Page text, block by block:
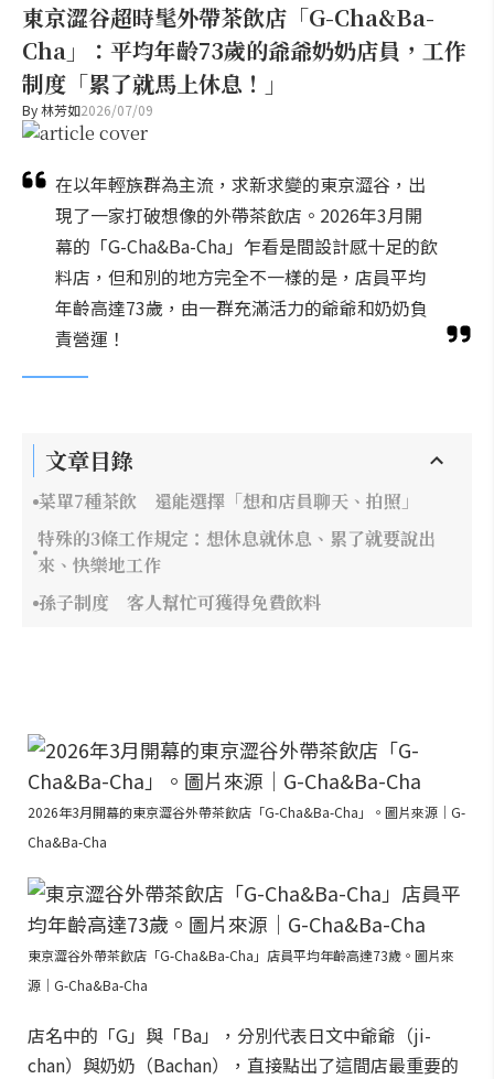
東京澀谷超時髦外帶茶飲店「G-Cha&Ba-
Cha」：平均年齡73歲的爺爺奶奶店員，工作
制度「累了就馬上休息！」
By林芳如2026/07/09
在以年輕族群為主流，求新求變的東京澀谷，出
現了一家打破想像的外帶茶飲店。2026年3月開
幕的「G-Cha&Ba-Cha」乍看是間設計感十足的飲
料店，但和別的地方完全不一樣的是，店員平均
年齡高達73歲，由一群充滿活力的爺爺和奶奶負
責營運！
文章目錄
菜單7種茶飲 還能選擇「想和店員聊天、拍照」
特殊的3條工作規定：想休息就休息、累了就要說出
來、快樂地工作
孫子制度 客人幫忙可獲得免費飲料
2026年3月開幕的東京澀谷外帶茶飲店「G-Cha&Ba-Cha」。圖片來源｜G-
Cha&Ba-Cha
東京澀谷外帶茶飲店「G-Cha&Ba-Cha」店員平均年齡高達73歲。圖片來
源｜G-Cha&Ba-Cha
店名中的「G」與「Ba」，分別代表日文中爺爺（ji-
chan）與奶奶（Bachan），直接點出了這間店最重要的